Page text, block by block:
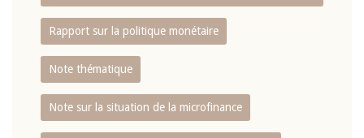
Rapport sur la politique monétaire
Note thématique
Note sur la situation de la microfinance